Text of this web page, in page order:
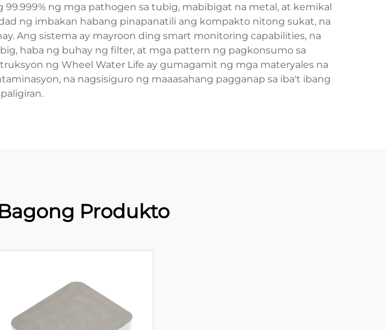
ng mga pathogen sa tubig, mabibigat na metal, at kemikal
ng imbakan habang pinapanatili ang kompakto nitong sukat, na
Ang sistema ay mayroon ding smart monitoring capabilities, na
haba ng buhay ng filter, at mga pattern ng pagkonsumo sa
ng Wheel Water Life ay gumagamit ng mga materyales na
na nagsisiguro ng maaasahang pagganap sa iba't ibang
Produkto